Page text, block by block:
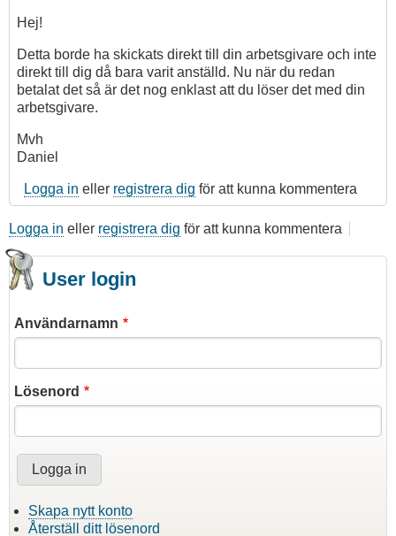
Hej!
Detta borde ha skickats direkt till din arbetsgivare och inte
direkt till dig då bara varit anställd. Nu när du redan
betalat det så är det nog enklast att du löser det med din
arbetsgivare.
Mvh
Daniel
Logga in eller registrera dig för att kunna kommentera
Logga in eller registrera dig för att kunna kommentera
User login
Användarnamn
Lösenord
Skapa nytt konto
Återställ ditt lösenord